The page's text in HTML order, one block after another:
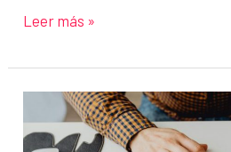
Cómo
archivos
temporales
acelerar
Leer más »